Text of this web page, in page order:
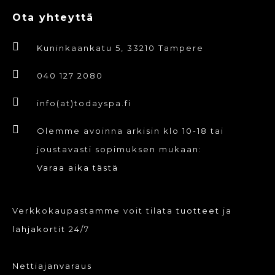
Ota yhteyttä
Kuninkaankatu 5, 33210 Tampere
040 127 2080
info(at)todayspa.fi
Olemme avoinna arkisin klo 10-18 tai
joustavasti sopimuksen mukaan:
Varaa aika tästä
Verkkokaupastamme voit tilatatuotteet ja
lahjakortit 24/7
Nettiajanvaraus